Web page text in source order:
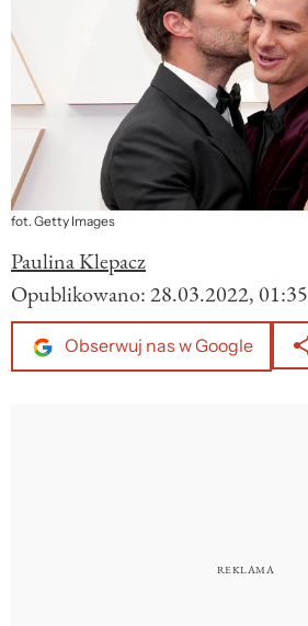
fot. Getty Images
Paulina Klepacz
Opublikowano:28.03.2022, 01:35
Obserwuj nas w Google